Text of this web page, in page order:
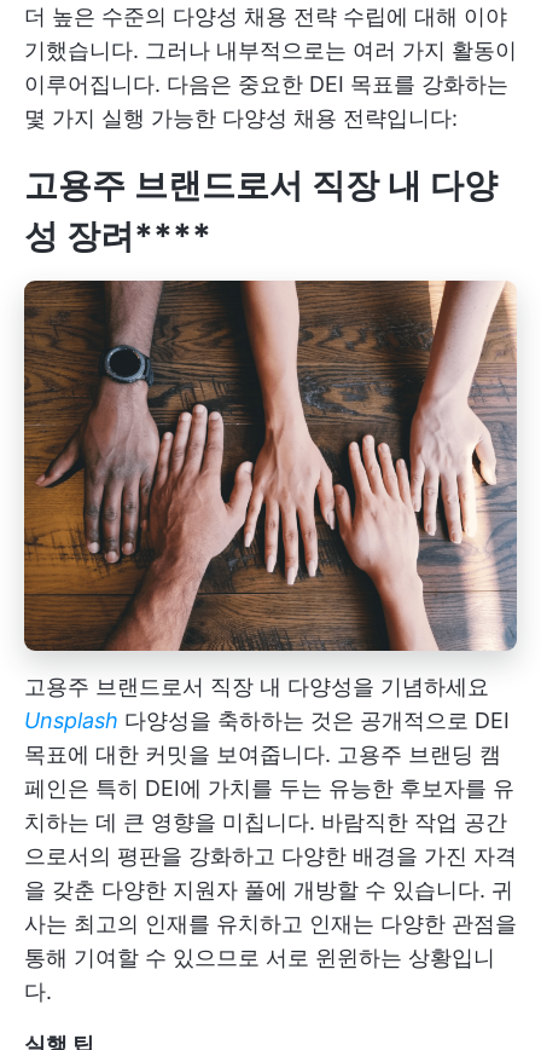
더 높은 수준의 다양성 채용 전략 수립에 대해 이야
기했습니다. 그러나 내부적으로는 여러 가지 활동이
이루어집니다. 다음은 중요한 DEI 목표를 강화하는
몇 가지 실행 가능한 다양성 채용 전략입니다:
고용주 브랜드로서 직장 내 다양
성 장려****
고용주 브랜드로서 직장 내 다양성을 기념하세요
Unsplash 다양성을 축하하는 것은 공개적으로 DEI
목표에 대한 커밋을 보여줍니다. 고용주 브랜딩 캠
페인은 특히 DEI에 가치를 두는 유능한 후보자를 유
치하는 데 큰 영향을 미칩니다. 바람직한 작업 공간
으로서의 평판을 강화하고 다양한 배경을 가진 자격
을 갖춘 다양한 지원자 풀에 개방할 수 있습니다. 귀
사는 최고의 인재를 유치하고 인재는 다양한 관점을
통해 기여할 수 있으므로 서로 윈윈하는 상황입니
다.
실행 팁